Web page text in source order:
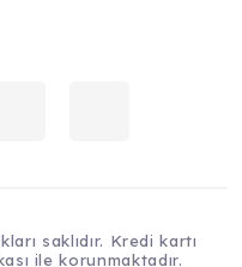
saklıdır. Kredi kartı
ile korunmaktadır.